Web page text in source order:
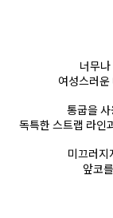
너무
여성스러
통굽을
독특한 스트랩 라인
미끄러지
앞코